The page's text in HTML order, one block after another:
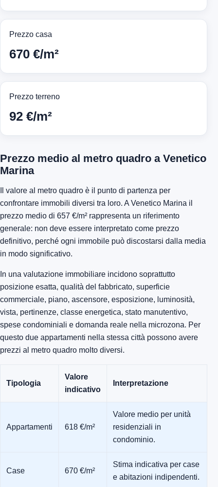
Prezzo casa
670 €/m²
Prezzo terreno
92 €/m²
Prezzo medio al metro quadro a Venetico
Marina
Il valore al metro quadro è il punto di partenza per
confrontare immobili diversi tra loro. A Venetico Marina il
prezzo medio di 657 €/m² rappresenta un riferimento
generale: non deve essere interpretato come prezzo
definitivo, perché ogni immobile può discostarsi dalla media
in modo significativo.
In una valutazione immobiliare incidono soprattutto
posizione esatta, qualità del fabbricato, superficie
commerciale, piano, ascensore, esposizione, luminosità,
vista, pertinenze, classe energetica, stato manutentivo,
spese condominiali e domanda reale nella microzona. Per
questo due appartamenti nella stessa città possono avere
prezzi al metro quadro molto diversi.
Tipologia
Valore
indicativo
Interpretazione
Appartamenti 618 €/m²
Valore medio per unità
residenziali in
condominio.
Case 670 €/m²
Stima indicativa per case
e abitazioni indipendenti.